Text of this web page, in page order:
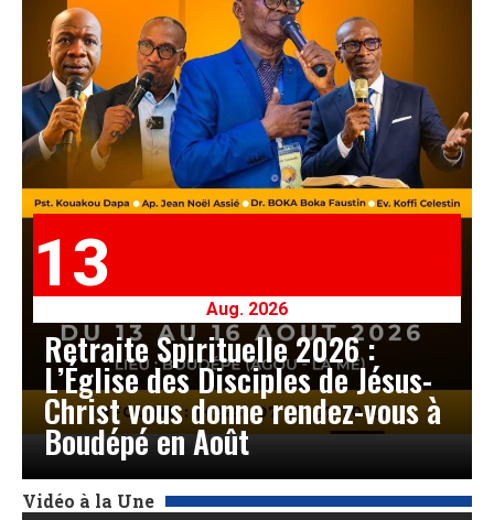
13
Aug. 2026
Retraite Spirituelle 2026 :
L’Église des Disciples de Jésus-
Christ vous donne rendez-vous à
Boudépé en Août
Vidéo à la Une